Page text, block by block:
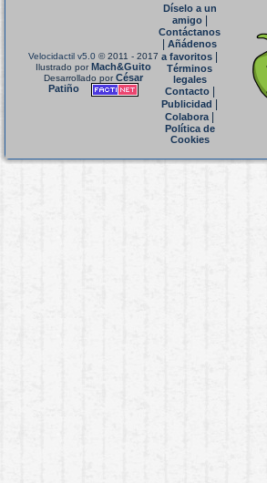
Velocidactil v5.0 © 2011 - 2017
Ilustrado porMach&Guito
Desarrollado porCésar
Patiño
Díselo a un
amigo|
Contáctanos
Añádenos
a favoritos
Términos
legales
Contacto|
Publicidad
Colabora|
Política de
Cookies